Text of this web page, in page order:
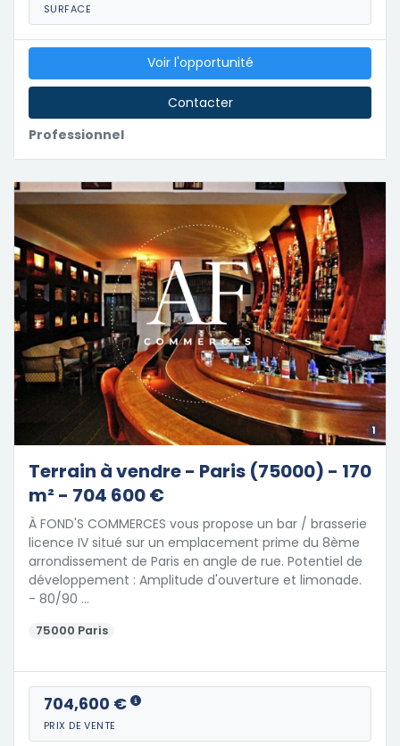
SURFACE
Professionnel
Voir l'opportunité
Contacter
1
Terrain à vendre - Paris (75000) - 170
m² - 704 600 €
À FOND'S COMMERCES vous propose un bar / brasserie
licence IV situé sur un emplacement prime du 8ème
arrondissement de Paris en angle de rue. Potentiel de
développement : Amplitude d'ouverture et limonade.
- 80/90 …
75000 Paris
704,600 €
PRIX DE VENTE